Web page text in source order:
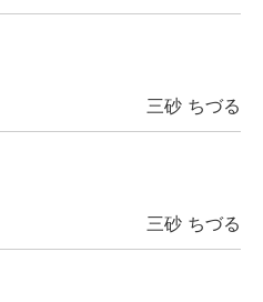
三砂 ちづる
三砂 ちづる